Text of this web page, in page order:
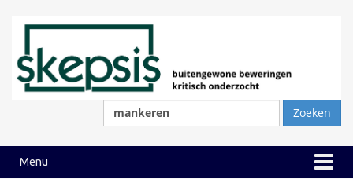
Zoeken
naar:
Menu